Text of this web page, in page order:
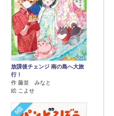
放課後チェンジ 南の島へ大旅
行！
作 藤並 みなと
絵 こよせ
5位